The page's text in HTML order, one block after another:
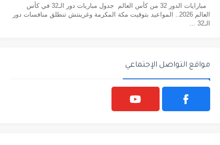
مبارايات الدور 32 من كأس العالم جدول مباريات دور الـ32 في كأس
العالم 2026.. المواعيد بتوقيت مكة المكرمة وغرينتش تنطلق منافسات دور
الـ32 ...
مواقع التواصل الإجتماعي